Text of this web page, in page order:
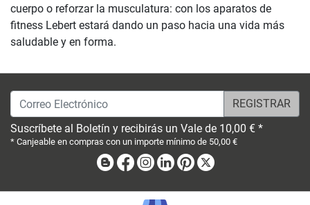
cuerpo o reforzar la musculatura: con los aparatos de
fitness Lebert estará dando un paso hacia una vida más
saludable y en forma.
Correo Electrónico
Suscríbete al Boletín y recibirás un Vale de 10,00 € *
* Canjeable en compras con un importe mínimo de 50,00 €
BlogFacebook
Instagram
LinkedinPinterest